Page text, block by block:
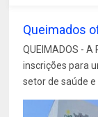
Queimados
QUEIMADOS -
inscrições para
setor de saúde e